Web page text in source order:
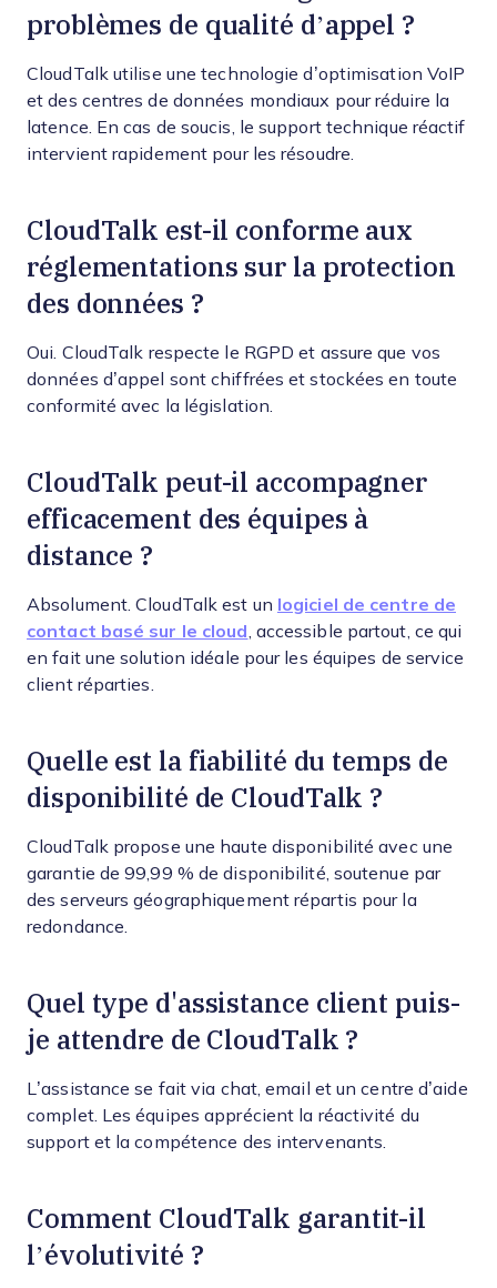
problèmes de qualité d’appel ?
CloudTalk utilise une technologie d’optimisation VoIP
et des centres de données mondiaux pour réduire la
latence. En cas de soucis, le support technique réactif
intervient rapidement pour les résoudre.
CloudTalk est-il conforme aux
réglementations sur la protection
des données ?
Oui. CloudTalk respecte le RGPD et assure que vos
données d’appel sont chiffrées et stockées en toute
conformité avec la législation.
CloudTalk peut-il accompagner
efficacement des équipes à
distance ?
Absolument. CloudTalk est un logiciel de centre de
contact basé sur le cloud , accessible partout, ce qui
en fait une solution idéale pour les équipes de service
client réparties.
Quelle est la fiabilité du temps de
disponibilité de CloudTalk ?
CloudTalk propose une haute disponibilité avec une
garantie de 99,99 % de disponibilité, soutenue par
des serveurs géographiquement répartis pour la
redondance.
Quel type d'assistance client puis-
je attendre de CloudTalk ?
L’assistance se fait via chat, email et un centre d’aide
complet. Les équipes apprécient la réactivité du
support et la compétence des intervenants.
Comment CloudTalk garantit-il
l’évolutivité ?